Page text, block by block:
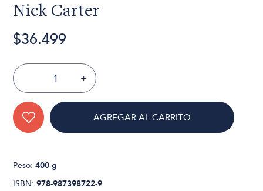
Nick Carter
$36.499
- +
AGREGAR AL CARRITO
Peso:400 g
ISBN:978-987398722-9